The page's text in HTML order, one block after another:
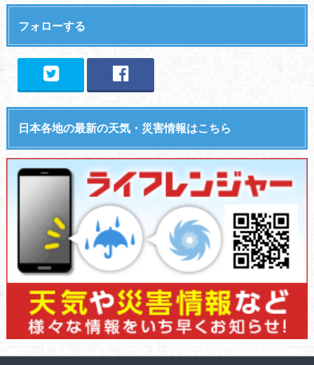
フォローする
日本各地の最新の天気・災害情報はこちら